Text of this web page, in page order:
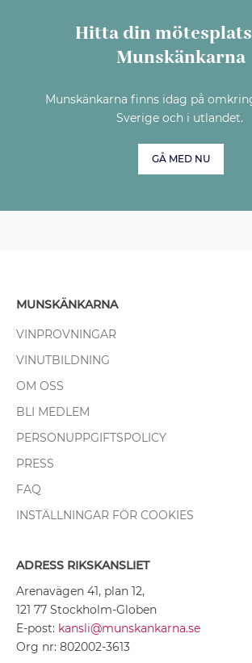
Hitta din
Munskänkarna
Munskänkarna finns idag på
Sverige och i utlandet.
GÅ MED NU
MUNSKÄNKARNA
VINPROVNINGAR
VINUTBILDNING
OM OSS
BLI MEDLEM
PERSONUPPGIFTSPOLICY
PRESS
FAQ
INSTÄLLNINGAR FÖR COOKIES
ADRESS RIKSKANSLIET
Arenavägen 41, plan 12,
121 77 Stockholm-Globen
E-post: kansli@munskankarna.se
Org nr: 802002-3613